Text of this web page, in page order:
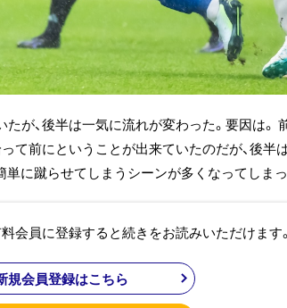
、後半は一気に流れが変わった。要因は。
て前にということが出来ていたのだが、後半
に蹴らせてしまうシーンが多くなってしまった
会員に登録すると続きをお読みいただけます。
規会員登録はこちら